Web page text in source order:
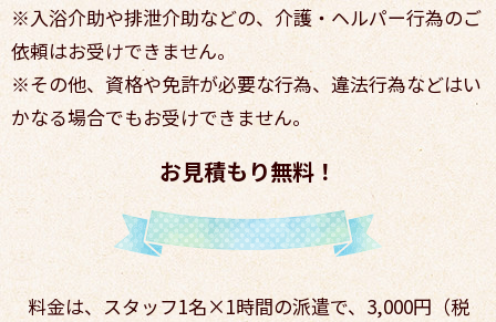
※入浴介助や排泄介助などの、介護・ヘルパー行為のご
依頼はお受けできません。
※その他、資格や免許が必要な行為、違法行為などはい
かなる場合でもお受けできません。
お見積もり無料！
料金は、スタッフ1名×1時間の派遣で、3,000円（税